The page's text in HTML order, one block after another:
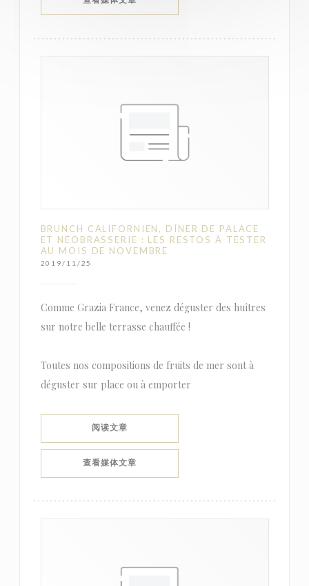
BRUNCH CALIFORNIEN, DÎNER DE PALACE
ET NÉOBRASSERIE : LES RESTOS À TESTER
AU MOIS DE NOVEMBRE
2019/11/25
Comme Grazia France, venez déguster des huîtres
sur notre belle terrasse chauffée !
Toutes nos compositions de fruits de mer sont à
déguster sur place ou à emporter
阅读文章((在新窗口中打开))
查看媒体文章((在新窗口中打开))